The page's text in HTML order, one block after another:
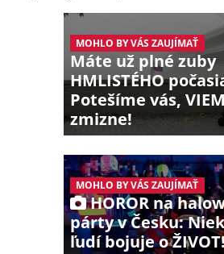
MOHLO BY VÁS ZAUJÍMAŤ
Máte už plné zuby
HMLISTÉHO
Potešíme vás,
zmizne!
MOHLO BY VÁS ZAUJÍMAŤ
HOROR na
párty v Česku:
ľudí bojuje o